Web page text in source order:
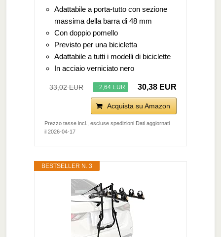
Adattabile a porta-tutto con sezione
massima della barra di 48 mm
Con doppio pomello
Previsto per una bicicletta
Adattabile a tutti i modelli di biciclette
In acciaio verniciato nero
33,02 EUR −2,64 EUR 30,38 EUR
Acquista su Amazon
Prezzo tasse incl., escluse spedizioni Dati aggiornati
il 2026-04-17
BESTSELLER N. 3